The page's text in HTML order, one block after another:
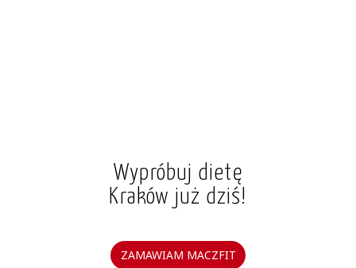
Wypróbuj dietę
Kraków już dziś!
ZAMAWIAM MACZFIT